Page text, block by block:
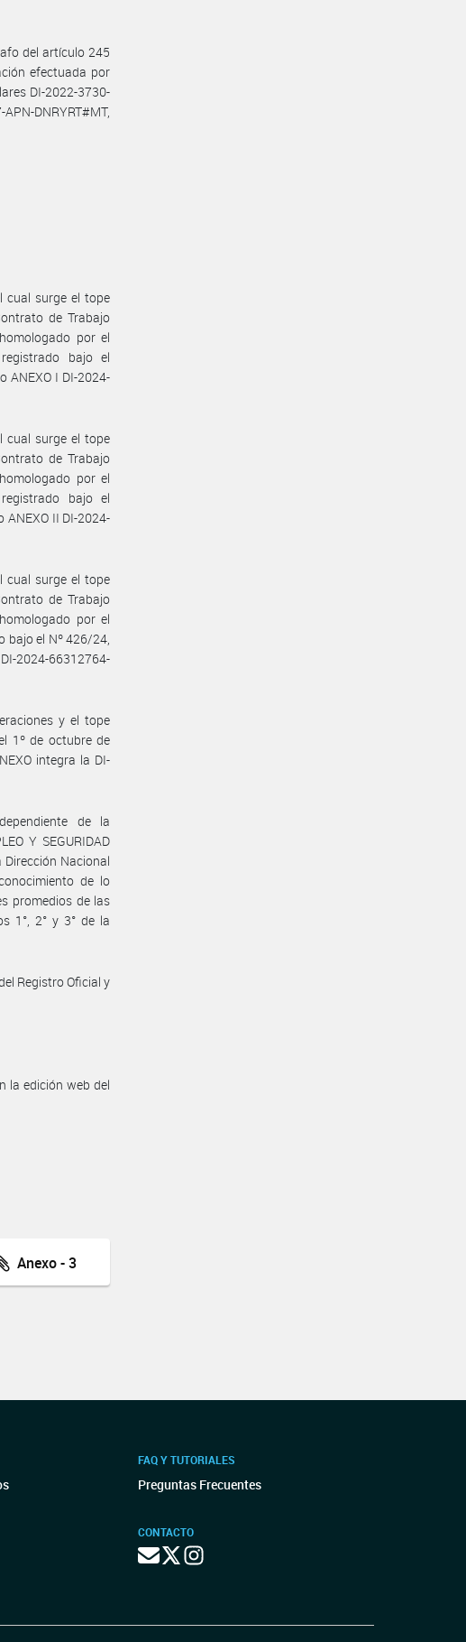
del artículo 245
efectuada por
DI-2022-3730-
DNRYRT#MT,
cual surge el tope
de Trabajo
por el
bajo el
ANEXO I DI-2024-
cual surge el tope
de Trabajo
por el
bajo el
II DI-2024-
cual surge el tope
de Trabajo
por el
bajo el Nº 426/24,
2024-66312764-
y el tope
1º de octubre de
integra la DI-
de la
Y SEGURIDAD
Nacional
de lo
promedios de las
1°, 2° y 3° de la
Registro Oficial y
la edición web del
Anexo - 3
FAQ Y TUTORIALES
Preguntas Frecuentes
CONTACTO